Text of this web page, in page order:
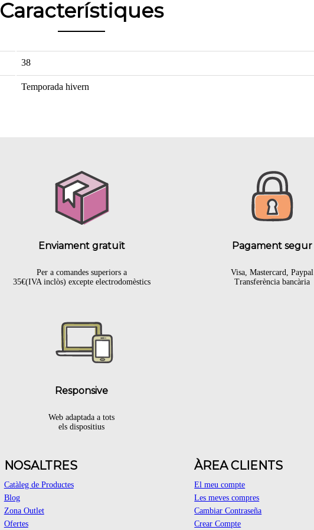
Característiques
38
Temporada hivern
Enviament gratuït
Per a comandes superiors a
35€(IVA inclòs) excepte electrodomèstics
Pagament segur
Visa, Mastercard, Paypal
Transferència bancària
Responsive
Web adaptada a tots
els dispositius
NOSALTRES
Catàleg de Productes
Blog
Zona Outlet
Ofertes
ÀREA CLIENTS
El meu compte
Les meves compres
Cambiar Contraseña
Crear Compte